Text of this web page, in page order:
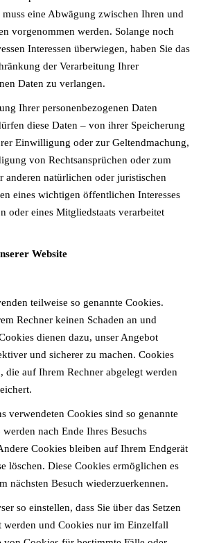
muss eine Abwägung zwischen Ihren und
vorgenommen werden. Solange noch
Interessen überwiegen, haben Sie das
der Verarbeitung Ihrer
Daten zu verlangen.
Ihrer personenbezogenen Daten
diese Daten – von ihrer Speicherung
Einwilligung oder zur Geltendmachung,
von Rechtsansprüchen oder zum
anderen natürlichen oder juristischen
eines wichtigen öffentlichen Interesses
oder eines Mitgliedstaats verarbeitet
Website
teilweise so genannte Cookies.
Rechner keinen Schaden an und
dienen dazu, unser Angebot
und sicherer zu machen. Cookies
die auf Ihrem Rechner abgelegt werden
verwendeten Cookies sind so genannte
werden nach Ende Ihres Besuchs
Cookies bleiben auf Ihrem Endgerät
löschen. Diese Cookies ermöglichen es
nächsten Besuch wiederzuerkennen.
so einstellen, dass Sie über das Setzen
und Cookies nur im Einzelfall